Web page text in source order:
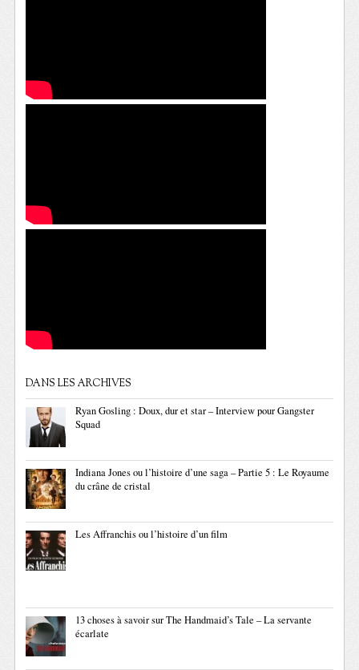
DANS LES ARCHIVES
Ryan Gosling : Doux, dur et star – Interview pour Gangster
Squad
Indiana Jones ou l’histoire d’une saga – Partie 5 : Le Royaume
du crâne de cristal
Les Affranchis ou l’histoire d’un film
13 choses à savoir sur The Handmaid’s Tale – La servante
écarlate